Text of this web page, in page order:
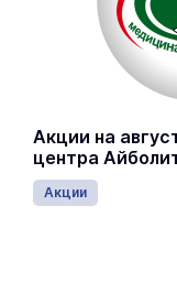
Акции на
центра
Акции